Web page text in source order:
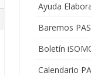
Ayuda
Baremos PAS
Boletín
Calendario